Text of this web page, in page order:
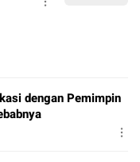
dengan Pemimpin